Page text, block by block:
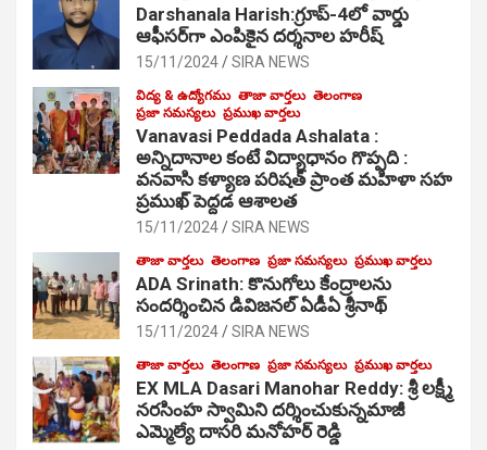
Darshanala Harish:గ్రూప్-4లో వార్డు
ఆఫీసర్‌గా ఎంపికైన దర్శనాల హరీష్
15/11/2024 SIRA NEWS
విద్య & ఉద్యోగము తాజా వార్తలు తెలంగాణ
ప్రజా సమస్యలు ప్రముఖ వార్తలు
Vanavasi Peddada Ashalata :
అన్నిదానాల కంటే విద్యాధానం గొప్పది :
వనవాసి కళ్యాణ పరిషత్ ప్రాంత మహిళా సహ
ప్రముఖ్ పెద్దడ ఆశాలత
15/11/2024 SIRA NEWS
తాజా వార్తలు తెలంగాణ ప్రజా సమస్యలు ప్రముఖ వార్తలు
ADA Srinath: కొనుగోలు కేంద్రాల‌ను
సంద‌ర్శించిన డివిజనల్ ఏడీఏ శ్రీనాథ్
15/11/2024 SIRA NEWS
తాజా వార్తలు తెలంగాణ ప్రజా సమస్యలు ప్రముఖ వార్తలు
EX MLA Dasari Manohar Reddy: శ్రీ లక్ష్మీ
నరసింహ స్వామిని దర్శించుకున్నమాజీ
ఎమ్మెల్యే దాసరి మనోహర్ రెడ్డి